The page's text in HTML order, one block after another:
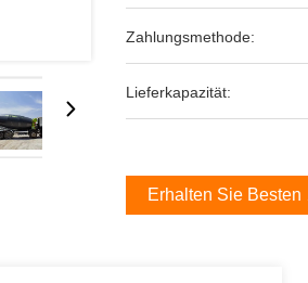
Zahlungsmethode:
Lieferkapazität:
Erhalten Sie Besten